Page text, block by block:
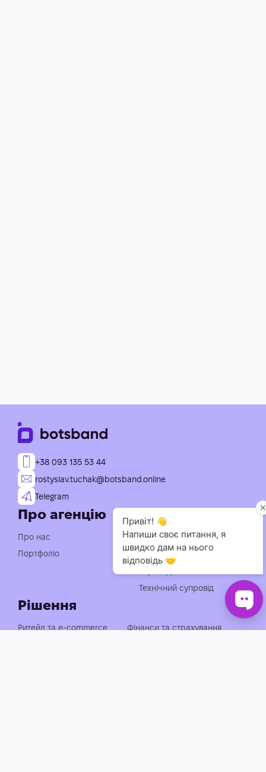
+38 093 135 53 44
rostyslav.tuchak@botsband.online
Telegram
Про агенцію
Про нас
Портфоліо
Рішення
Ритейл та e-commerce
Фінанси та страхування
Послуги
Індивідуальна розробка
чат-ботів
Консультація із
Технічний супровід